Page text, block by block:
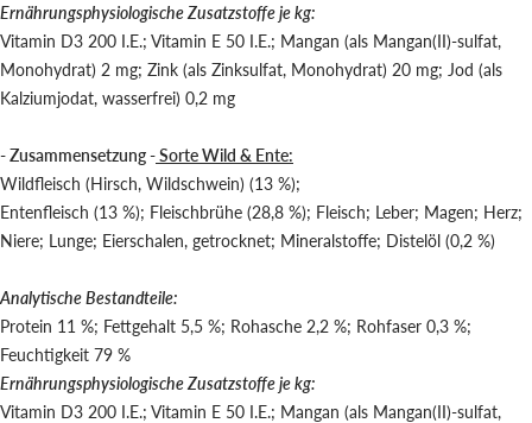
Ernährungsphysiologische Zusatzstoffe je kg:
Vitamin D3 200 I.E.; Vitamin E 50 I.E.; Mangan (als Mangan(II)-sulfat,
Monohydrat) 2 mg; Zink (als Zinksulfat, Monohydrat) 20 mg; Jod (als
Kalziumjodat, wasserfrei) 0,2 mg
- Zusammensetzung -Sorte Wild & Ente:
Wildfleisch (Hirsch, Wildschwein) (13 %);
Entenfleisch (13 %); Fleischbrühe (28,8 %); Fleisch; Leber; Magen; Herz;
Niere; Lunge; Eierschalen, getrocknet; Mineralstoffe; Distelöl (0,2 %)
Analytische Bestandteile:
Protein 11 %; Fettgehalt 5,5 %; Rohasche 2,2 %; Rohfaser 0,3 %;
Feuchtigkeit 79 %
Ernährungsphysiologische Zusatzstoffe je kg:
Vitamin D3 200 I.E.; Vitamin E 50 I.E.; Mangan (als Mangan(II)-sulfat,